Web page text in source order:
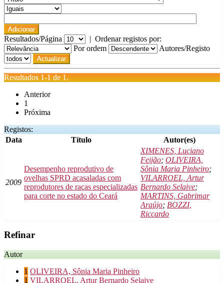
Resultados/Página | Ordenar registos por:
Por ordem
Autores/Registo
Resultados 1-1 de 1.
Anterior
1
Próxima
Registos:
Data
Título Autor(es)
2009
Desempenho reprodutivo de
ovelhas SPRD acasaladas com
reprodutores de raças especializadas
para corte no estado do Ceará
XIMENES, Luciano
Feijão; OLIVEIRA,
Sônia Maria Pinheiro;
VILARROEL, Artur
Bernardo Selaive;
MARTINS, Gabrimar
Araújo; BOZZI,
Riccardo
Refinar
Autor
1 OLIVEIRA, Sônia Maria Pinheiro
1 VILARROEL, Artur Bernardo Selaive